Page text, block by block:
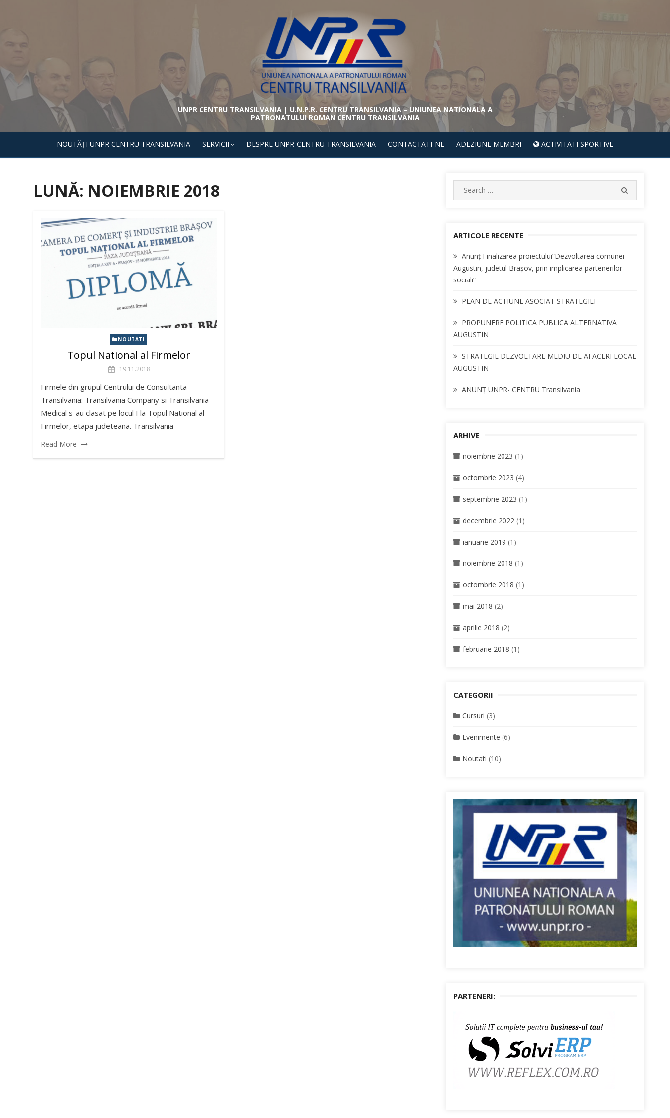
UNPR CENTRU TRANSILVANIA | U.N.P.R. CENTRU TRANSILVANIA – UNIUNEA NATIONALA A
PATRONATULUI ROMAN CENTRU TRANSILVANIA
NOUTĂŢI UNPR CENTRU TRANSILVANIA SERVICII DESPRE UNPR-CENTRU TRANSILVANIA CONTACTATI-NE ADEZIUNE MEMBRI ACTIVITATI SPORTIVE
LUNĂ: NOIEMBRIE 2018
NOUTATI
Topul National al Firmelor
19.11.2018
Firmele din grupul Centrului de Consultanta
Transilvania: Transilvania Company si Transilvania
Medical s-au clasat pe locul I la Topul National al
Firmelor, etapa judeteana. Transilvania
Read More
e
c
f
o
r
E
ARTICOLE RECENTE
Anunț Finalizarea proiectului”Dezvoltarea comunei
Augustin, judetul Brașov, prin implicarea partenerilor
sociali”
PLAN DE ACTIUNE ASOCIAT STRATEGIEI
PROPUNERE POLITICA PUBLICA ALTERNATIVA
AUGUSTIN
STRATEGIE DEZVOLTARE MEDIU DE AFACERI LOCAL
AUGUSTIN
ANUNȚ UNPR- CENTRU Transilvania
ARHIVE
noiembrie 2023 (1)
octombrie 2023 (4)
septembrie 2023 (1)
decembrie 2022(1)
ianuarie 2019 (1)
noiembrie 2018 (1)
octombrie 2018 (1)
mai 2018 (2)
aprilie 2018 (2)
februarie 2018 (1)
CATEGORII
Cursuri (3)
Evenimente (6)
Noutati (10)
PARTENERI: